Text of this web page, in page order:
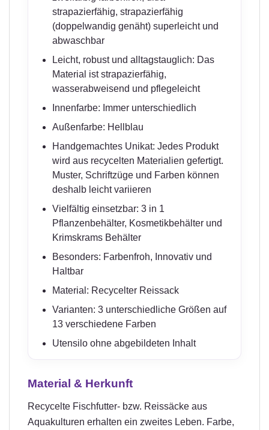
strapazierfähig, strapazierfähig
(doppelwandig genäht) superleicht und
abwaschbar
Leicht, robust und alltagstauglich: Das
Material ist strapazierfähig,
wasserabweisend und pflegeleicht
Innenfarbe: Immer unterschiedlich
Außenfarbe: Hellblau
Handgemachtes Unikat: Jedes Produkt
wird aus recycelten Materialien gefertigt.
Muster, Schriftzüge und Farben können
deshalb leicht variieren
Vielfältig einsetzbar: 3 in 1
Pflanzenbehälter, Kosmetikbehälter und
Krimskrams Behälter
Besonders: Farbenfroh, Innovativ und
Haltbar
Material: Recycelter Reissack
Varianten: 3 unterschiedliche Größen auf
13 verschiedene Farben
Utensilo ohne abgebildeten Inhalt
Material & Herkunft
Recycelte Fischfutter- bzw. Reissäcke aus
Aquakulturen erhalten ein zweites Leben. Farbe,